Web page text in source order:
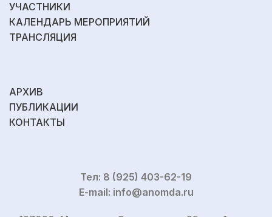
УЧАСТНИКИ
КАЛЕНДАРЬ МЕРОПРИЯТИЙ
ТРАНСЛЯЦИЯ
АРХИВ
ПУБЛИКАЦИИ
КОНТАКТЫ
Тел: 8 (925) 403-62-19
E-mail: info@anomda.ru